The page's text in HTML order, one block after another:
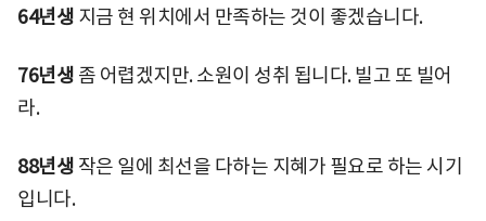
64년생 지금 현 위치에서 만족하는 것이 좋겠습니다.
76년생 좀 어렵겠지만. 소원이 성취 됩니다. 빌고 또 빌어
라.
88년생 작은 일에 최선을 다하는 지혜가 필요로 하는 시기
입니다.